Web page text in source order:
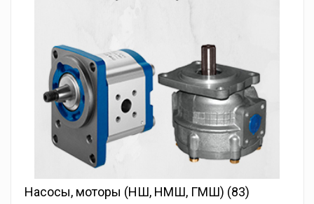
Насосы, моторы (НШ, НМШ, ГМШ) (83)